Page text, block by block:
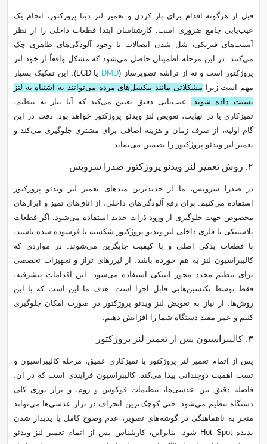
قبل از هرگونه اقدام برای باز کردن و تعمیر لنز دیتا پروژکتور، انجام یک
عیب‌یابی جامع ضروری است. کارشناسان ابتدا قطعات داخلی را از نظر
آسیب‌های فیزیکی، شل شدن اتصالات یا وجود آلودگی‌های ظاهری چک
می‌کنند. در این مرحله اطمینان حاصل می‌شود که مشکل واقعاً از خود لنز
پروژکتور است و نه از تراشه تصویرساز (DMD
یا LCD). این تفکیک بسیار
مهم است زیرا مشکلاتی مانند پیکسل‌های مرده می‌توانند به اشتباه به لنز
نسبت داده شوند. عیب‌یابی دقیق تعیین می‌کند که آیا نیاز به تنظیم،
تمیزکاری یا در نهایت، تعویض لنز ویدئو پروژکتور خواهد بود. دقت در این
گام اولیه، از صرف زمان و هزینه اضافی برای مشتری جلوگیری می‌کند و
تعمیر لنز ویدئو پروژکتور را تضمین می‌نماید.
۲. روش‌ تعمیر لنز ویدئو پروژکتور صدرا سرویس
در صدرا سرویس، ما از جدیدترین متدهای تعمیر لنز ویدئو پروژکتور
استفاده می‌کنیم. برای رفع آلودگی‌های داخلی، از اتاق‌های تمیز و ابزارهای
مخصوص جهت جلوگیری از ورود ذرات جدید استفاده می‌شود. اگر قطعات
پلاستیکی یا فلزی داخلی لنز ویدیو پروژکتور شکسته یا فرسوده شده باشند،
با قطعات یدکی اصلی و با کیفیت جایگزین می‌شوند. در مواردی که
کالیبراسیون لنز به هم خورده باشد، از لیزرهای تراز و تجهیزات تخصصی
برای تنظیم مجدد محور اپتیکی استفاده می‌شود. این اقدامات پیشرفته،
فقط توسط تکنسین‌هایی قابل اجرا است. هدف ما این است که با این
روش‌ها، از نیاز به تعویض لنز ویدئو پروژکتور در صورت امکان جلوگیری
کنیم و عمر مفید دستگاه شما را افزایش دهیم.
۳. کالیبراسیون پس از تعمیر لنز پروژکتور
پس از اتمام تعمیر لنز پروژکتور یا تمیزکاری عمیق، مرحله کالیبراسیون و
تست اهمیت دوچندانی پیدا می‌کند. کالیبراسیون فرآیندی است که در آن،
فاصله دقیق بین عدسی‌ها، تنظیمات فوکوس و زوم، و تراز نوری کلی
دستگاه تنظیم می‌شود. حتی کوچک‌ترین انحراف در تراز عدسی‌ها می‌تواند
منجر به ناهماهنگی در گوشه‌های تصویر، عدم وضوح کامل یا پدیدار شدن
پدیده Hot Spot شود. بنابراین، کارشناس پس از اتمام تعمیر لنز ویدئو